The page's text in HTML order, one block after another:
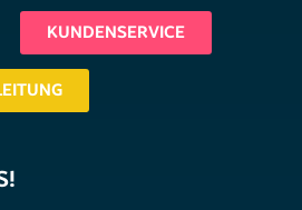
KUNDENSERVICE